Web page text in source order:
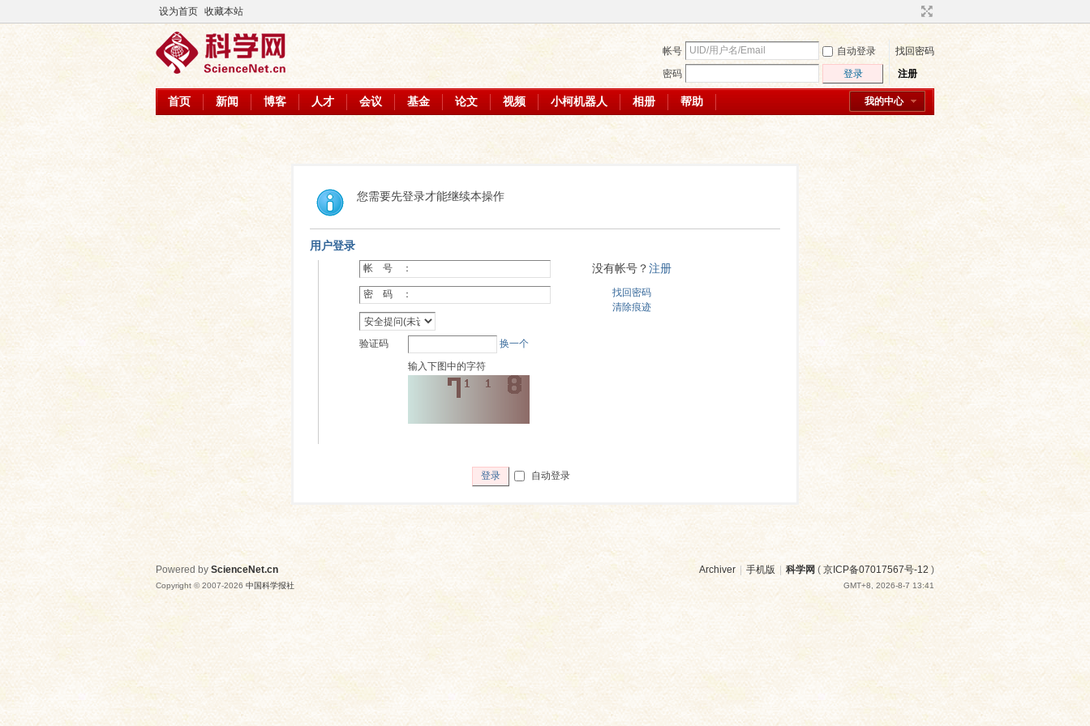
设为首页 收藏本站
帐号 自动登录
找回密码
密码
登录 注册
我的中心
首页 新闻 博客 人才 会议 基金 论文 视频 小柯机器人 相册 帮助
您需要先登录才能继续本操作
用户登录
帐 号 ：
密 码 ：
验证码
换一个
输入下图中的字符
没有帐号？注册
找回密码
清除痕迹
登录 自动登录
Archiver | 手机版 | 科学网 ( 京ICP备07017567号-12 )
GMT+8, 2026-8-7 13:41
Powered by ScienceNet.cn
Copyright © 2007-2026 中国科学报社